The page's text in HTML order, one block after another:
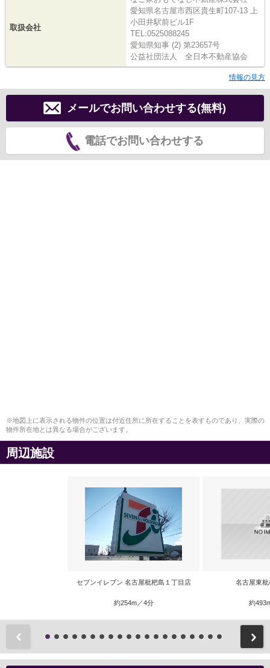
取扱会社
愛知県名古屋市西区貴生町107-13 上
小田井駅前ビル1F
TEL:0525088245
愛知県知事 (2) 第23657号
公益社団法人 全日本不動産協会
情報の見方
メールでお問い合わせする(無料)
電話でお問い合わせする
※地図上に表示される物件の位置は付近住所に所在することを表すものであり、実際の
物件所在地とは異なる場合がございます。
周辺施設
セブンイレブン 名古屋枇杷島１丁目店
約254m／4分
名古屋東
約